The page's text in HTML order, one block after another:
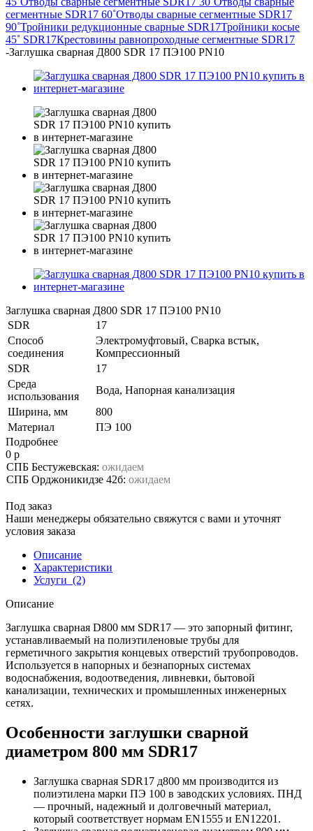
сегментные SDR17 60˚Отводы сварные сегментные SDR17
90˚Тройники редукционные сварные SDR17Тройники косые
45˚ SDR17Крестовины равнопроходные сегментные SDR17
-Заглушка сварная Д800 SDR 17 ПЭ100 PN10
Заглушка сварная Д800 SDR 17 ПЭ100 PN10
SDR
17
Способ
соединения
Электромуфтовый, Сварка встык,
Компрессионный
SDR
17
Среда
использования
Вода, Напорная канализация
Ширина, мм
800
Материал
ПЭ 100
Подробнее
0 р
СПБ Бестужевская: ожидаем
СПБ Орджоникидзе 42б: ожидаем
Под заказ
Наши менеджеры обязательно свяжутся с вами и уточнят
условия заказа
Описание
Характеристики
Услуги (2)
Описание
Заглушка сварная D800 мм SDR17 — это запорный фитинг,
устанавливаемый на полиэтиленовые трубы для
герметичного закрытия концевых отверстий трубопроводов.
Используется в напорных и безнапорных системах
водоснабжения, водоотведения, ливневки, бытовой
канализации, технических и промышленных инженерных
сетях.
Особенности заглушки сварной
диаметром 800 мм SDR17
Заглушка сварная SDR17 д800 мм производится из
полиэтилена марки ПЭ 100 в заводских условиях. ПНД
— прочный, надежный и долговечный материал,
который соответствует нормам EN1555 и EN12201.